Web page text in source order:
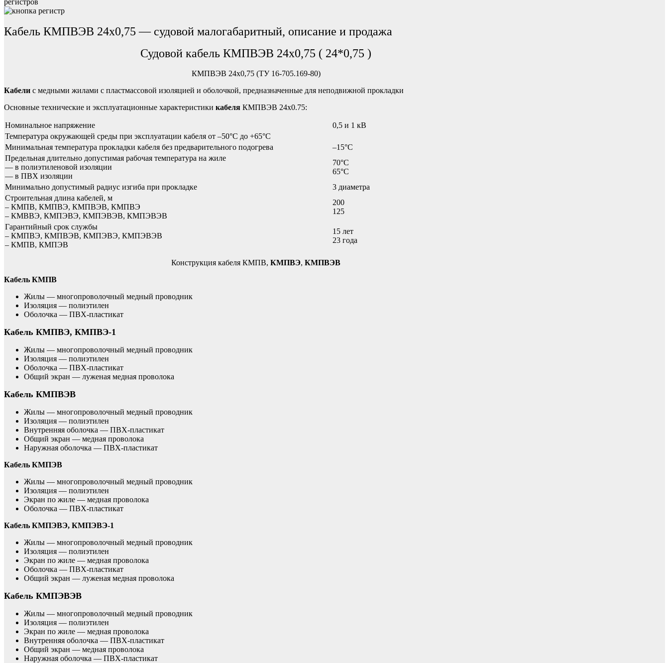
Кабель КМПВЭВ 24х0,75 — судовой малогабаритный, описание и продажа
Судовой кабель КМПВЭВ 24х0,75 ( 24*0,75 )
КМПВЭВ 24х0,75 (ТУ 16-705.169-80)
Кабели с медными жилами с пластмассовой изоляцией и оболочкой, предназначенные для неподвижной прокладки
Основные технические и эксплуатационные характеристики кабеля КМПВЭВ 24х0.75:
Номинальное напряжение
0,5 и 1 кВ
Температура окружающей среды при эксплуатации кабеля от –50°C до +65°C
Минимальная температура прокладки кабеля без предварительного подогрева
–15°C
Предельная длительно допустимая рабочая температура на жиле
— в полиэтиленовой изоляции
— в ПВХ изоляции
70°C
65°C
Минимально допустимый радиус изгиба при прокладке
3 диаметра
Строительная длина кабелей, м
– КМПВ, КМПВЭ, КМПВЭВ, КМПВЭ
– КМВВЭ, КМПЭВЭ, КМПЭВЭВ, КМПЭВЭВ
200
125
Гарантийный срок службы
– КМПВЭ, КМПВЭВ, КМПЭВЭ, КМПЭВЭВ
– КМПВ, КМПЭВ
15 лет
23 годa
Конструкция кабеля КМПВ,КМПВЭ,КМПВЭВ
Кабель КМПВ
Жилы — многопроволочный медный проводник
Изоляция — полиэтилен
Оболочка — ПВХ-пластикат
Кабель КМПВЭ, КМПВЭ-1
Жилы — многопроволочный медный проводник
Изоляция — полиэтилен
Оболочка — ПВХ-пластикат
Общий экран — луженая медная проволока
Кабель КМПВЭВ
Жилы — многопроволочный медный проводник
Изоляция — полиэтилен
Внутренняя оболочка — ПВХ-пластикат
Общий экран — медная проволока
Наружная оболочка — ПВХ-пластикат
Кабель КМПЭВ
Жилы — многопроволочный медный проводник
Изоляция — полиэтилен
Экран по жиле — медная проволока
Оболочка — ПВХ-пластикат
Кабель КМПЭВЭ, КМПЭВЭ-1
Жилы — многопроволочный медный проводник
Изоляция — полиэтилен
Экран по жиле — медная проволока
Оболочка — ПВХ-пластикат
Общий экран — луженая медная проволока
Кабель КМПЭВЭВ
Жилы — многопроволочный медный проводник
Изоляция — полиэтилен
Экран по жиле — медная проволока
Внутренняя оболочка — ПВХ-пластикат
Общий экран — медная проволока
Наружная оболочка — ПВХ-пластикат